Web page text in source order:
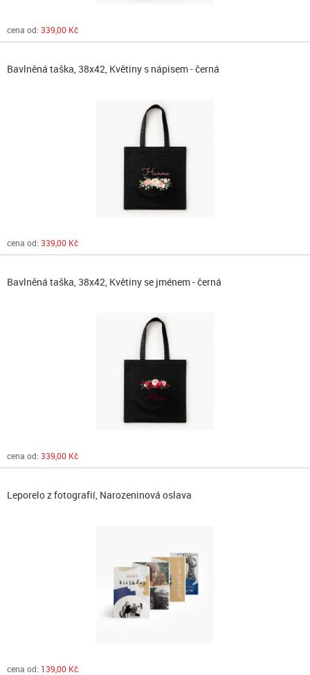
cena od: 339,00 Kč
Bavlněná taška, 38x42, Květiny s nápisem - černá
cena od: 339,00 Kč
Bavlněná taška, 38x42, Květiny se jménem - černá
cena od: 339,00 Kč
Leporelo z fotografií, Narozeninová oslava
cena od: 139,00 Kč